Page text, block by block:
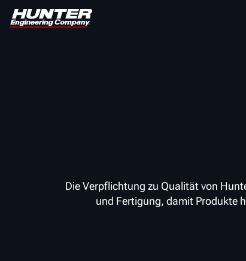
Die Verpflichtung zu Qualität von
und Fertigung, damit Produkte